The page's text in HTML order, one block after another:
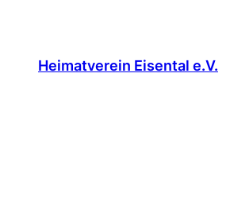
springen
Heimatverein Eisental e.V.